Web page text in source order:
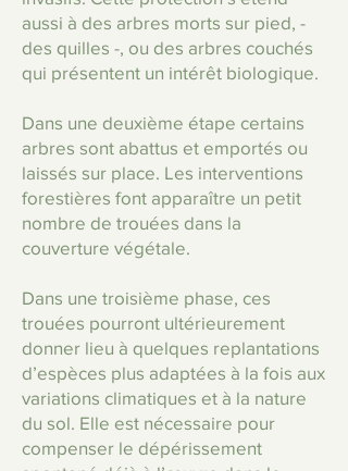
aussi à des arbres morts sur pied, -
des quilles -, ou des arbres couchés
qui présentent un intérêt biologique.
Dans une deuxième étape certains
arbres sont abattus et emportés ou
laissés sur place. Les interventions
forestières font apparaître un petit
nombre de trouées dans la
couverture végétale.
Dans une troisième phase, ces
trouées pourront ultérieurement
donner lieu à quelques replantations
d’espèces plus adaptées à la fois aux
variations climatiques et à la nature
du sol. Elle est nécessaire pour
compenser le dépérissement